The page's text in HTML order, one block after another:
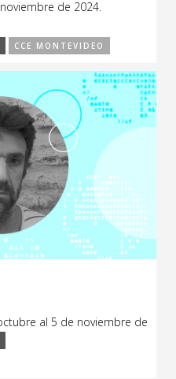
infantil
de 2024.
CCE MONTEVIDEO
al 5 de noviembre de